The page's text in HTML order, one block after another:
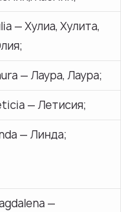
— Хулиа, Хулита,
— Лаура, Лаура;
— Летисия;
— Линда;
—